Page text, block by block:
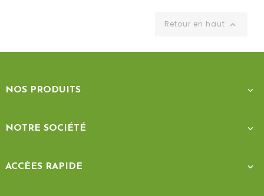
Retour en haut 
NOS PRODUITS 
NOTRE SOCIÉTÉ 
ACCÈES RAPIDE 